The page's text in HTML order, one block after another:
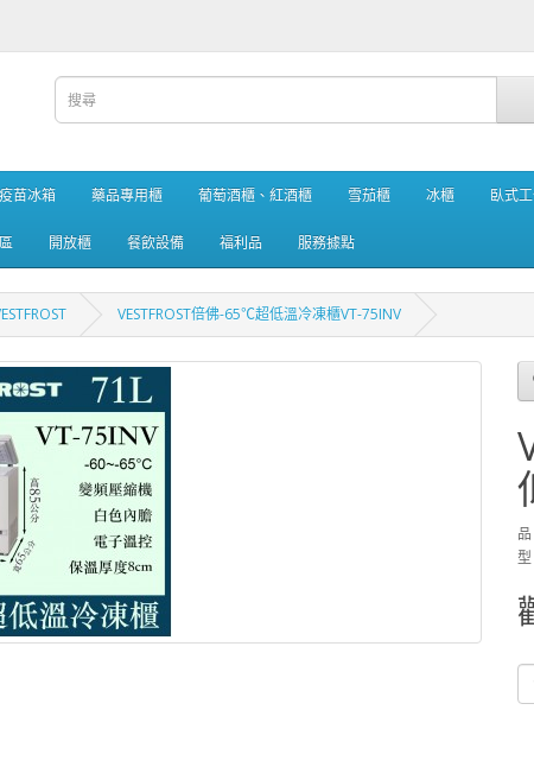
疫苗冰箱 藥品專用櫃 葡萄酒櫃、紅酒櫃 雪茄櫃 冰櫃 臥式
開放櫃 餐飲設備 福利品 服務據點
VESTFROST倍佛-65℃超低溫冷凍櫃VT-75INV